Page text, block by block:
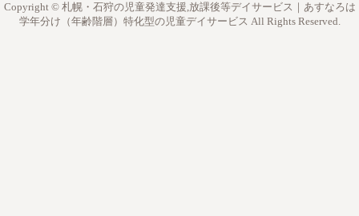
Copyright © 札幌・石狩の児童発達支援,放課後等デイサービス｜あすなろは
学年分け（年齢階層）特化型の児童デイサービス All Rights Reserved.